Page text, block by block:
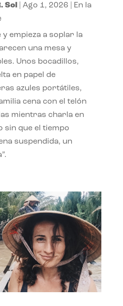
Sol| Ago 1, 2026
En la
y empieza a soplar la
una mesa y
Unos bocadillos,
en papel de
azules portátiles,
cena con el telón
mientras charla en
sin que el tiempo
suspendida, un